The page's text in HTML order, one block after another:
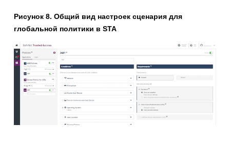
Рисунок 8. Общий вид настроек сценария для
глобальной политики в STA